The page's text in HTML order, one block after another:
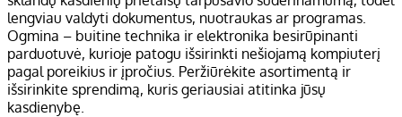
lengviau valdyti dokumentus, nuotraukas ar programas.
Ogmina – buitine technika ir elektronika besirūpinanti
parduotuvė, kurioje patogu išsirinkti nešiojamą kompiuterį
pagal poreikius ir įpročius. Peržiūrėkite asortimentą ir
išsirinkite sprendimą, kuris geriausiai atitinka jūsų
kasdienybę.